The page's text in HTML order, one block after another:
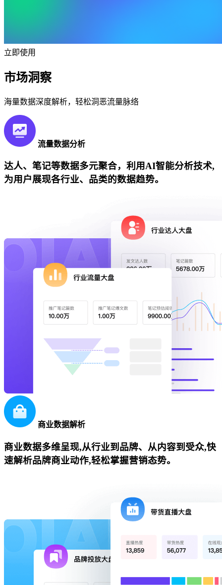
立即使用
市场洞察
海量数据深度解析，轻松洞恶流量脉络
流量数据分析
达人、笔记等数据多元聚合，利用AI智能分析技术,
为用户展现各行业、品类的数据趋势。
商业数据解析
商业数据多维呈现,从行业到品牌、从内容到受众,快
速解析品牌商业动作,轻松掌握营销态势。